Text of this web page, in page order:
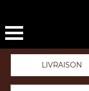
LIVRAISON